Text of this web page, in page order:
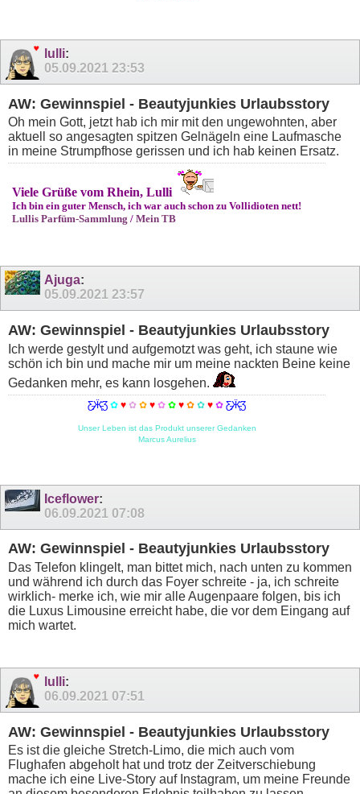
lulli:
05.09.2021 23:53
AW: Gewinnspiel - Beautyjunkies Urlaubsstory
Oh mein Gott, jetzt hab ich mir mit den ungewohnten, aber
aktuell so angesagten spitzen Gelnägeln eine Laufmasche
in meine Strumpfhose gerissen und ich hab keinen Ersatz.
Viele Grüße vom Rhein, Lulli
Ich bin ein guter Mensch, ich war auch schon zu Vollidioten nett!
Lullis Parfüm-Sammlung / Mein TB
Ajuga:
05.09.2021 23:57
AW: Gewinnspiel - Beautyjunkies Urlaubsstory
Ich werde gestylt und aufgemotzt was geht, ich staune wie
schön ich bin und mache mir um meine nackten Beine keine
Gedanken mehr, es kann losgehen.
Ƹ̵̡Ӝ̵̨̄Ʒ ✿♥✿ ✿ ♥✿✿♥✿✿♥✿Ƹ̵̡Ӝ̵̨̄Ʒ
Unser Leben ist das Produkt unserer Gedanken
Marcus Aurelius
Iceflower:
06.09.2021 07:08
AW: Gewinnspiel - Beautyjunkies Urlaubsstory
Das Telefon klingelt, man bittet mich, nach unten zu kommen
und während ich durch das Foyer schreite - ja, ich schreite
wirklich- merke ich, wie mir alle Augenpaare folgen, bis ich
die Luxus Limousine erreicht habe, die vor dem Eingang auf
mich wartet.
lulli:
06.09.2021 07:51
AW: Gewinnspiel - Beautyjunkies Urlaubsstory
Es ist die gleiche Stretch-Limo, die mich auch vom
Flughafen abgeholt hat und trotz der Zeitverschiebung
mache ich eine Live-Story auf Instagram, um meine Freunde